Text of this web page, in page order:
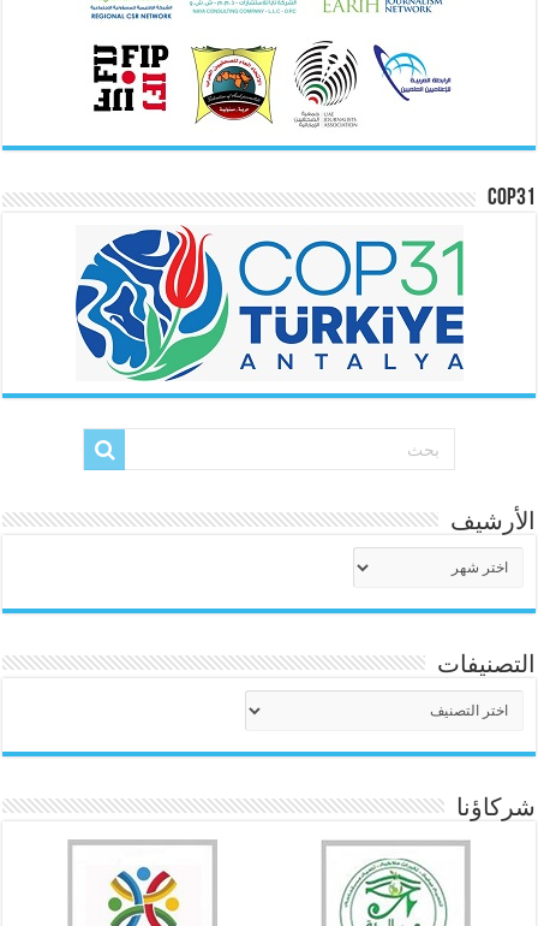
COP31
الأرشيف
التصنيفات
شركاؤنا